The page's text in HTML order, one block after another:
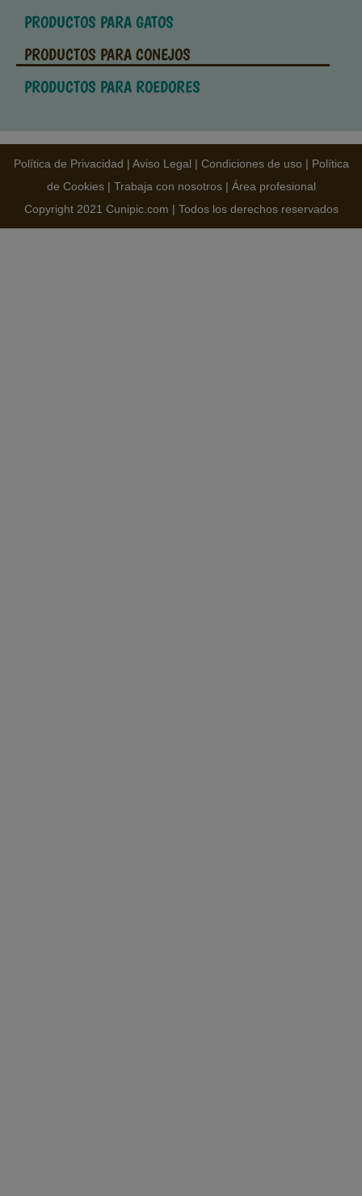
PRODUCTOS PARA GATOS
PRODUCTOS PARA CONEJOS
PRODUCTOS PARA ROEDORES
Política de Privacidad | Aviso Legal | Condiciones de uso | Política
de Cookies| Trabaja con nosotros| Área profesional
Copyright 2021 Cunipic.com | Todos los derechos reservados